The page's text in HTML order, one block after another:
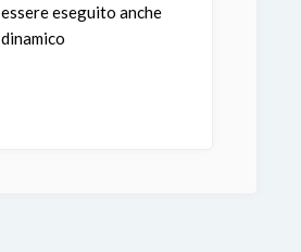
essere eseguito anche
dinamico